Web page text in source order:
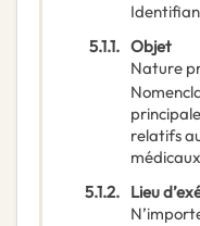
5.1.1. Objet
Nature
principale
relatifs
5.1.2. Lieu